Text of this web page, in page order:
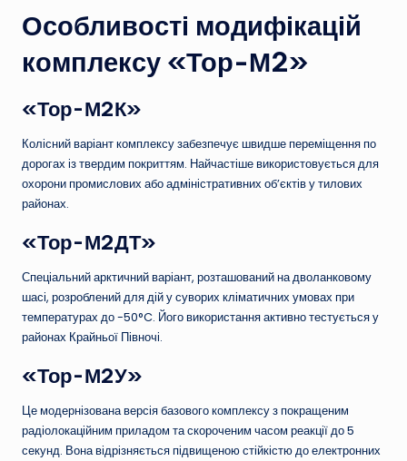
Особливості модифікацій
комплексу «Тор-М2»
«Тор-М2К»
Колісний варіант комплексу забезпечує швидше переміщення по
дорогах із твердим покриттям. Найчастіше використовується для
охорони промислових або адміністративних об’єктів у тилових
районах.
«Тор-М2ДТ»
Спеціальний арктичний варіант, розташований на дволанковому
шасі, розроблений для дій у суворих кліматичних умовах при
температурах до -50°C. Його використання активно тестується у
районах Крайньої Півночі.
«Тор-М2У»
Це модернізована версія базового комплексу з покращеним
радіолокаційним приладом та скороченим часом реакції до 5
секунд. Вона відрізняється підвищеною стійкістю до електронних